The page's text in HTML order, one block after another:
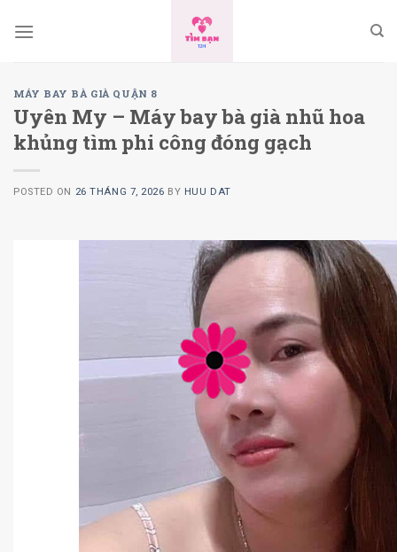
MÁY BAY BÀ GIÀ QUẬN 8
Uyên My – Máy bay bà già nhũ hoa
khủng tìm phi công đóng gạch
POSTED ON 26 THÁNG 7, 2026 BY HUU DAT